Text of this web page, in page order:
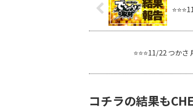
⭐️⭐️⭐️11/22 つか
コチラの結果も